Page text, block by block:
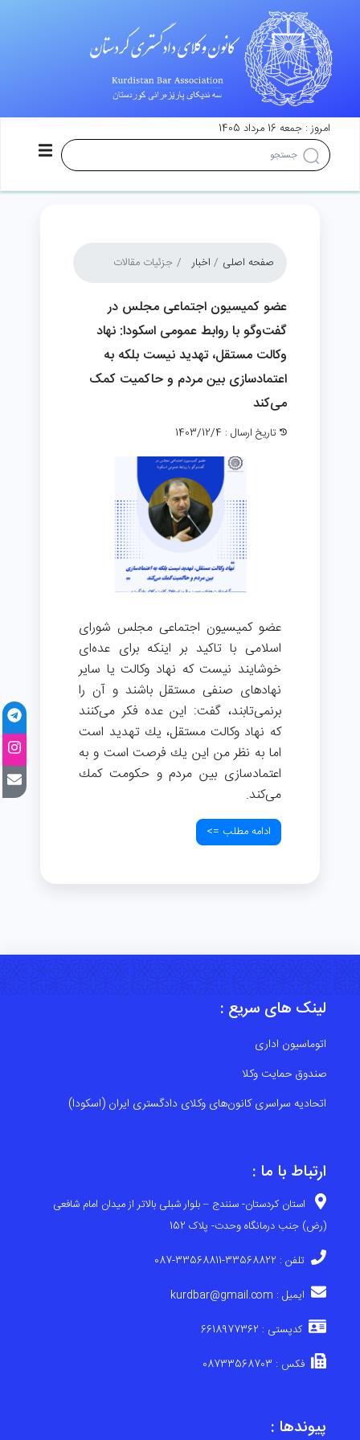
امروز : جمعه 16 مرداد 1405
صفحه اصلی اخبار جزئیات مقالات
عضو کمیسیون اجتماعی مجلس در
گفت‌وگو با روابط عمومی اسکودا: نهاد
وکالت مستقل، تهدید نیست بلکه به
اعتمادسازی بین مردم و حاکمیت کمک
می‌کند
تاریخ ارسال : 1403/12/4
عضو کمیسیون اجتماعی مجلس شورای
اسلامی با تاکید بر اینکه برای عده‌ای
خوشايند نيست كه نهاد وكالت يا ساير
نهادهای صنفی مستقل باشند و آن را
برنمی‌تابند، گفت: این عده فكر می‌كنند
كه نهاد وكالت مستقل، يك تهديد است
اما به نظر من این يك فرصت است و به
اعتمادسازی بين مردم و حكومت كمك
می‌كند.
ادامه مطلب =>
لینک های سریع :
اتوماسیون اداری
صندوق حمایت وکلا
اتحادیه سراسری کانون‌های وکلای دادگستری ایران (اسکودا)
پیوندها :
ارتباط با ما :
استان کردستان- سنندج – بلوار شبلی بالاتر از میدان امام شافعی
(رض) جنب درمانگاه وحدت- پلاک 152
تلفن : 33568822-33568811-087
ایمیل : kurdbar@gmail.com
کدپستی : 6618977362
فکس : 08733568703